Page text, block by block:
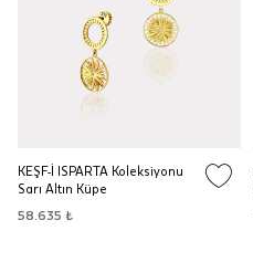
KEŞF-İ ISPARTA Koleksiyonu
Sarı Altın Küpe
58.635 ₺